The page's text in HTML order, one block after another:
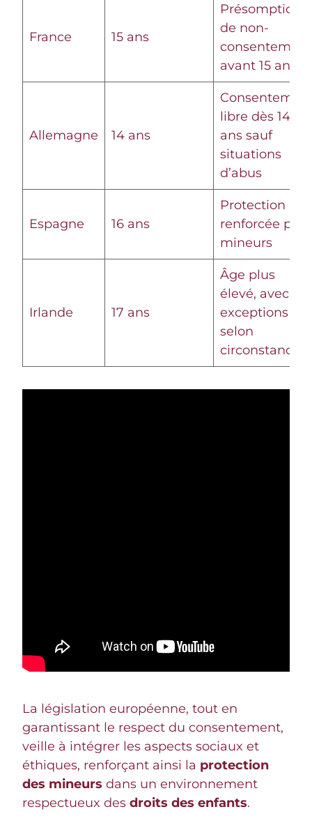
France 15 ans
Présomption
de non-
consentement
avant 15 ans
Allemagne 14 ans
libre dès 14
ans sauf
situations
d’abus
Espagne 16 ans
Protection
renforcée pour
mineurs
Irlande 17 ans
Âge plus
élevé, avec
exceptions
selon
circonstances
La législation européenne, tout en
garantissant le respect du consentement,
veille à intégrer les aspects sociaux et
éthiques, renforçant ainsi la protection
des mineurs dans un environnement
respectueux des droits des enfants.